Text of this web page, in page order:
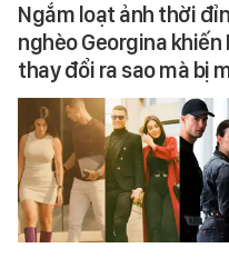
Ngắm loạt ảnh thời
nghèo Georgina
thay đổi ra sao mà bị